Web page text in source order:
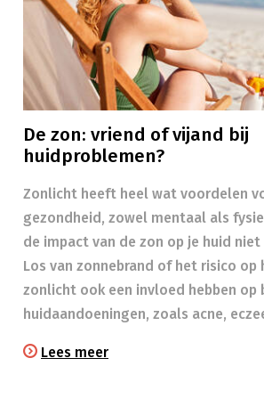
De zon: vriend of vijand bij
huidproblemen?
Zonlicht heeft heel wat voordelen
gezondheid, zowel mentaal als
de impact van de zon op je huid
Los van zonnebrand of het risico op
zonlicht ook een invloed hebben op
huidaandoeningen, zoals acne,
Lees meer